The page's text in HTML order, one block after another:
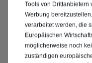
Tools von Drittanbietern
Werbung
verarbeitet werden, die
Europäischen
möglicherweise noch
zuständigen